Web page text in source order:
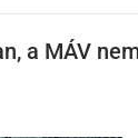
a MÁV